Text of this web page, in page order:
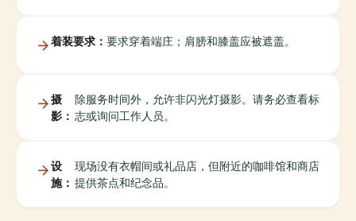
着装要求： 要求穿着端庄；肩膀和膝盖应被遮盖。
摄
影：
除服务时间外，允许非闪光灯摄影。请务必查看标
志或询问工作人员。
设
施：
现场没有衣帽间或礼品店，但附近的咖啡馆和商店
提供茶点和纪念品。